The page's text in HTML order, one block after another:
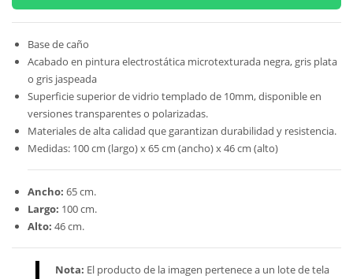
Base de caño
Acabado en pintura electrostática microtexturada negra, gris plata
o gris jaspeada
Superficie superior de vidrio templado de 10mm, disponible en
versiones transparentes o polarizadas.
Materiales de alta calidad que garantizan durabilidad y resistencia.
Medidas: 100 cm (largo) x 65 cm (ancho) x 46 cm (alto)
Ancho: 65 cm.
Largo: 100 cm.
Alto: 46 cm.
Nota: El producto de la imagen pertenece a un lote de tela